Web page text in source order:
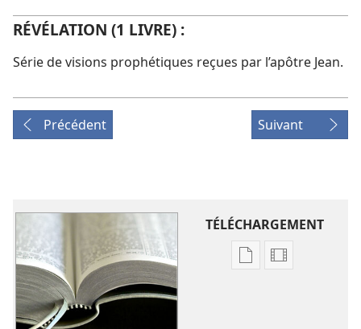
RÉVÉLATION (1 LIVRE) :
Série de visions prophétiques reçues par l’apôtre Jean.
Précédent Suivant
TÉLÉCHARGEMENT
OptionsOptions